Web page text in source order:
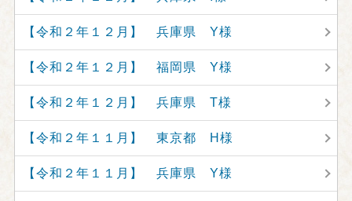
【令和２年１２月】 兵庫県 Y様
【令和２年１２月】 福岡県 Y様
【令和２年１２月】 兵庫県 T様
【令和２年１１月】 東京都 H様
【令和２年１１月】 兵庫県 Y様